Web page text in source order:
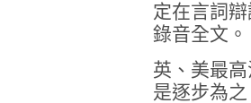
定在言詞
錄音全文。
英、美最
是逐步為